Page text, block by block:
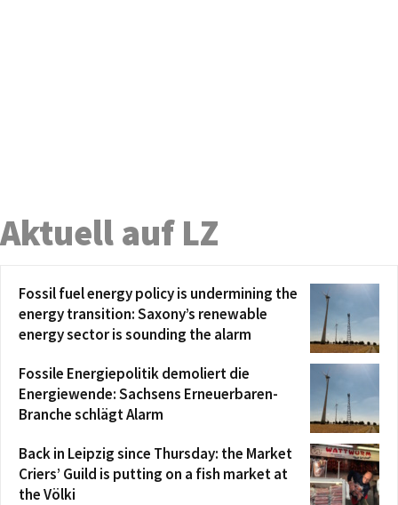
Aktuell auf LZ
Fossil fuel energy policy is undermining the
energy transition: Saxony’s renewable
energy sector is sounding the alarm
Fossile Energiepolitik demoliert die
Energiewende: Sachsens Erneuerbaren-
Branche schlägt Alarm
Back in Leipzig since Thursday: the Market
Criers’ Guild is putting on a fish market at
the Völki